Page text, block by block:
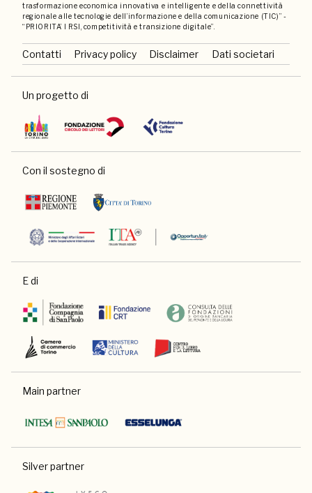
trasformazione economica innovativa e intelligente e della connettività
regionale alle tecnologie dell’informazione e della comunicazione (TIC)” -
“PRIORITA’ I RSI, competitività e transizione digitale”.
Contatti Privacy policy Disclaimer Dati societari
Un progetto di
Con il sostegno di
E di
Main partner
Silver partner